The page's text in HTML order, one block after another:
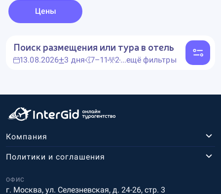
Цены
Поиск размещения или тура в отель
13.08.2026 3 дня 7–11 2...ещё фильтры
Компания
ОФИС
г. Москва, ул. Селезневская, д. 24-26, стр. 3
Политики и соглашения